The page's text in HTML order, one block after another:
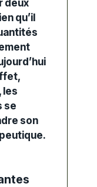
deux
qu’il
,
les
se
son